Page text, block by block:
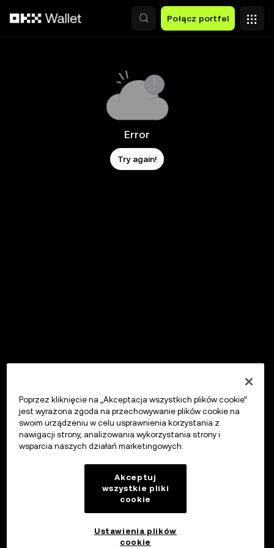
Połącz portfel
Error
Try again!
Poprzez kliknięcie na „Akceptacja wszystkich plików cookie”
jest wyrażona zgoda na przechowywanie plików cookie na
swoim urządzeniu w celu usprawnienia korzystania z
nawigacji strony, analizowania wykorzystania strony i
wsparcia naszych działań marketingowych.
Akceptuj
wszystkie pliki
cookie
Ustawienia plików
cookie